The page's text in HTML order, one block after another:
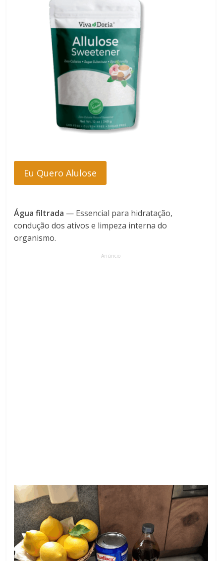
Eu Quero Alulose
Água filtrada — Essencial para hidratação,
condução dos ativos e limpeza interna do
organismo.
Anúncio